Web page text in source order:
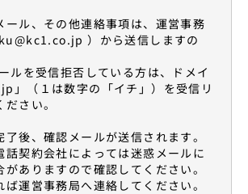
ール、その他連絡事項は、運営事務
）から送信しますの
ルを受信拒否している方は、ドメイ
」（１は数字の「イチ」）を受信リ
さい。
了後、確認メールが送信されます。
契約会社によっては迷惑メールに
ありますので確認してください。
運営事務局へ連絡してください。